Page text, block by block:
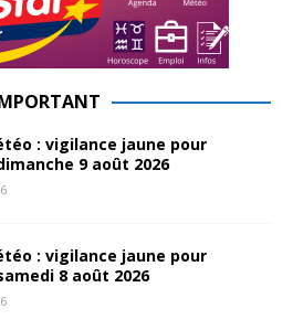
: vigilance jaune pour
9 août 2026
: vigilance jaune pour
8 août 2026